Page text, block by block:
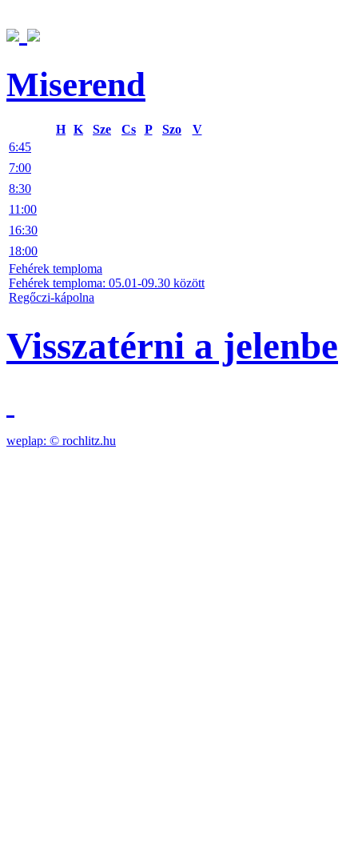
Miserend
H K Sze Cs P Szo
V
6:45
7:00
8:30
11:00
16:30
18:00
Fehérek temploma
Fehérek temploma: 05.01-09.30 között
Regőczi-kápolna
Visszatérni a jelenbe
weplap: © rochlitz.hu